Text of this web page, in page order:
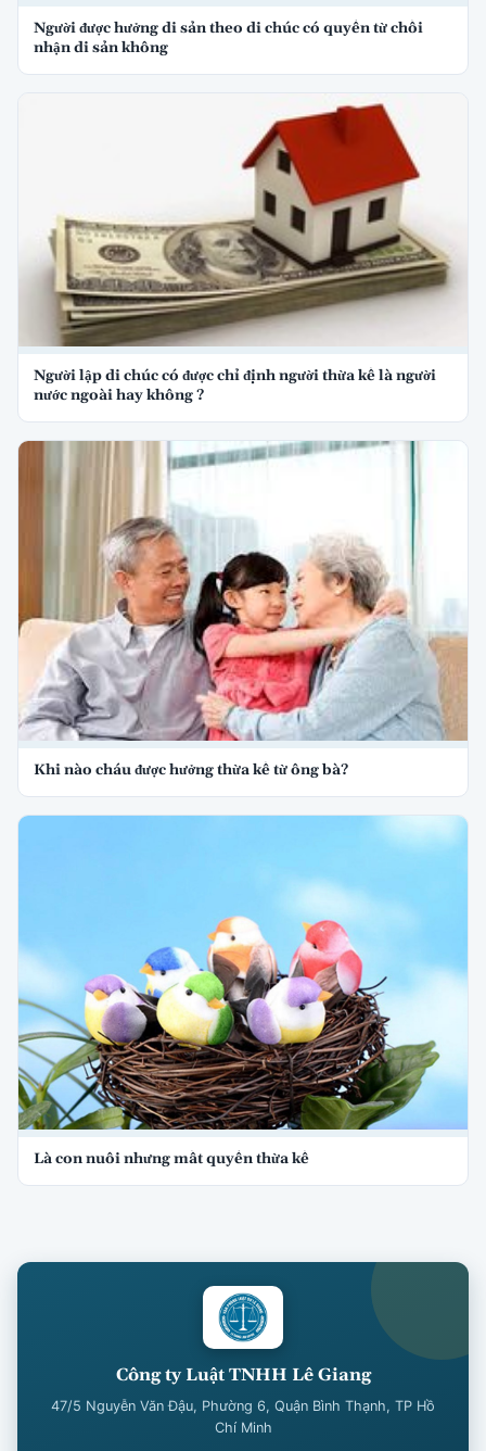
Người được hưởng di sản theo di chúc có quyền từ chối
nhận di sản không
Người lập di chúc có được chỉ định người thừa kế là người
nước ngoài hay không ?
Khi nào cháu được hưởng thừa kế từ ông bà?
Là con nuôi nhưng mất quyền thừa kế
Công ty Luật TNHH Lê Giang
47/5 Nguyễn Văn Đậu, Phường 6, Quận Bình Thạnh, TP Hồ
Chí Minh